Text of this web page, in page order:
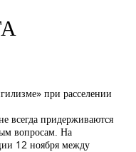
при расселении
всегда придерживаются
вопросам. На
12 ноября между